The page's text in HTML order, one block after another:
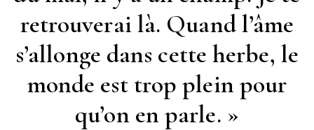
retrouverai là. Quand l’âme
s’allonge dans cette herbe, le
monde est trop plein pour
qu’on en parle. »